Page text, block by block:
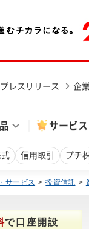
レスリリース 企
サービス
信用取引 プチ
サービス 投資信託
で口座開設